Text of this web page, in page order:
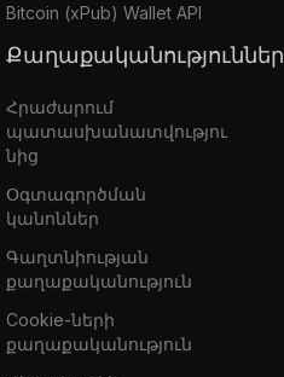
Bitcoin (xPub) Wallet API
Քաղաքականություններ
Հրաժարում
պատասխանատվությու
նից
Օգտագործման
կանոններ
Գաղտնիության
քաղաքականություն
Cookie-ների
քաղաքականություն